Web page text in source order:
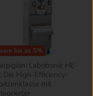
bis zu 5%
Labotronic HE-
Die High-Efficiency-
mit